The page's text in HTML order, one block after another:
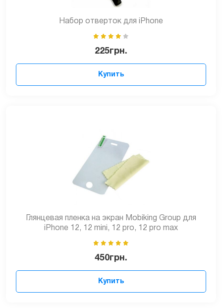
Набор отверток для iPhone
225грн.
Купить
Глянцевая пленка на экран Mobiking Group для
iPhone 12, 12 mini, 12 pro, 12 pro max
450грн.
Купить